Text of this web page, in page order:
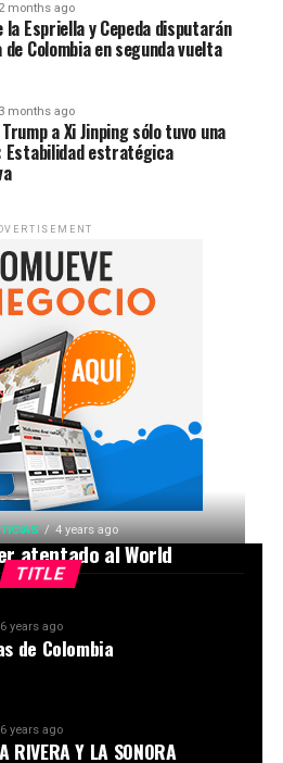
2 months ago
la Espriella y Cepeda disputarán
Colombia en segunda vuelta
3 months ago
a Xi Jinping sólo tuvo una
Estabilidad estratégica
TITLE
4 years ago
atentado al World
6 years ago
de Colombia
6 years ago
RIVERA Y LA SONORA